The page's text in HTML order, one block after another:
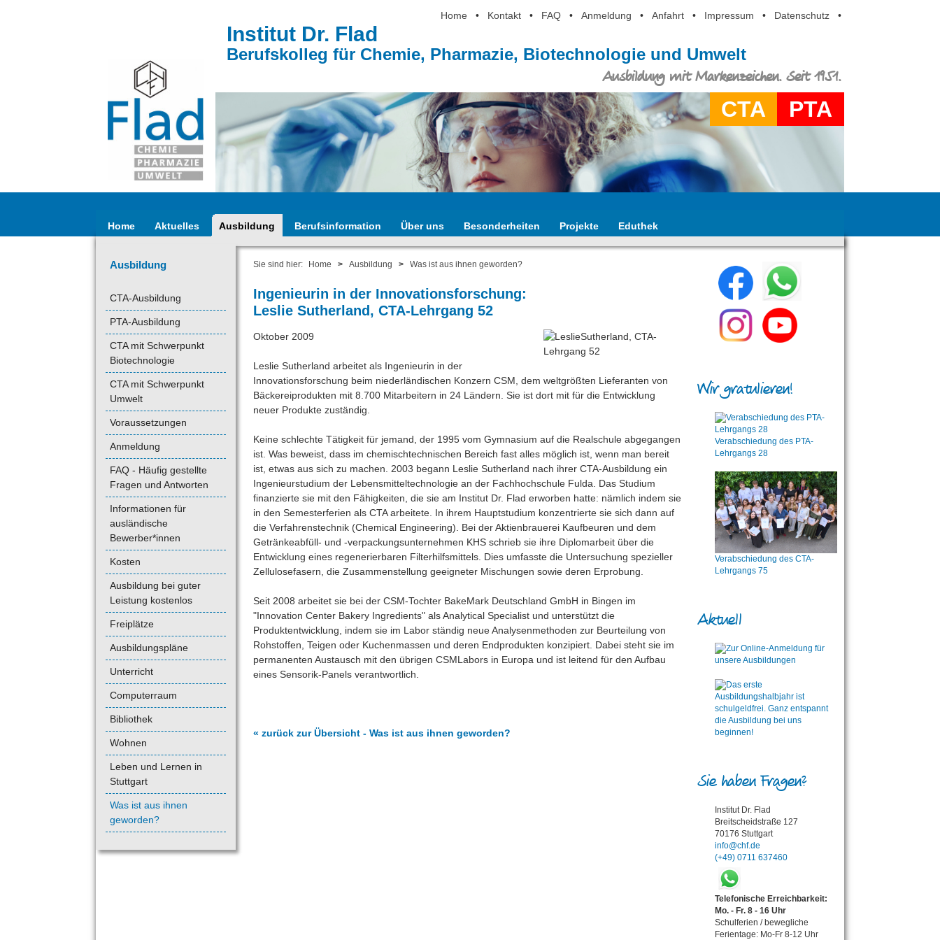
Home • Kontakt • FAQ • Anmeldung • Anfahrt • Impressum • Datenschutz •
Institut Dr. Flad
Berufskolleg für Chemie, Pharmazie, Biotechnologie und Umwelt
Ausbildung mit Markenzeichen. Seit 1951.
CTA PTA
Home Aktuelles Ausbildung Berufsinformation Über uns Besonderheiten Projekte Eduthek
Ausbildung
CTA-Ausbildung
PTA-Ausbildung
CTA mit Schwerpunkt
Biotechnologie
CTA mit Schwerpunkt
Umwelt
Voraussetzungen
Anmeldung
FAQ - Häufig gestellte
Fragen und Antworten
Informationen für
ausländische
Bewerber*innen
Kosten
Ausbildung bei guter
Leistung kostenlos
Freiplätze
Ausbildungspläne
Unterricht
Computerraum
Bibliothek
Wohnen
Leben und Lernen in
Stuttgart
Was ist aus ihnen
geworden?
Sie sind hier: Home > Ausbildung > Was ist aus ihnen geworden?
Ingenieurin in der Innovationsforschung:
Leslie Sutherland, CTA-Lehrgang 52
Oktober 2009
Leslie Sutherland arbeitet als Ingenieurin in der
Innovationsforschung beim niederländischen Konzern CSM, dem weltgrößten Lieferanten von
Bäckereiprodukten mit 8.700 Mitarbeitern in 24 Ländern. Sie ist dort mit für die Entwicklung
neuer Produkte zuständig.
Keine schlechte Tätigkeit für jemand, der 1995 vom Gymnasium auf die Realschule abgegangen
ist. Was beweist, dass im chemischtechnischen Bereich fast alles möglich ist, wenn man bereit
ist, etwas aus sich zu machen. 2003 begann Leslie Sutherland nach ihrer CTA-Ausbildung ein
Ingenieurstudium der Lebensmitteltechnologie an der Fachhochschule Fulda. Das Studium
finanzierte sie mit den Fähigkeiten, die sie am Institut Dr. Flad erworben hatte: nämlich indem sie
in den Semesterferien als CTA arbeitete. In ihrem Hauptstudium konzentrierte sie sich dann auf
die Verfahrenstechnik (Chemical Engineering). Bei der Aktienbrauerei Kaufbeuren und dem
Getränkeabfüll- und -verpackungsunternehmen KHS schrieb sie ihre Diplomarbeit über die
Entwicklung eines regenerierbaren Filterhilfsmittels. Dies umfasste die Untersuchung spezieller
Zellulosefasern, die Zusammenstellung geeigneter Mischungen sowie deren Erprobung.
Seit 2008 arbeitet sie bei der CSM-Tochter BakeMark Deutschland GmbH in Bingen im
"Innovation Center Bakery Ingredients" als Analytical Specialist und unterstützt die
Produktentwicklung, indem sie im Labor ständig neue Analysenmethoden zur Beurteilung von
Rohstoffen, Teigen oder Kuchenmassen und deren Endprodukten konzipiert. Dabei steht sie im
permanenten Austausch mit den übrigen CSMLabors in Europa und ist leitend für den Aufbau
eines Sensorik-Panels verantwortlich.
« zurück zur Übersicht - Was ist aus ihnen geworden?
Wir gratulieren!
Verabschiedung des PTA-
Lehrgangs 28
Verabschiedung des CTA-
Lehrgangs 75
Aktuell
Sie haben Fragen?
Institut Dr. Flad
Breitscheidstraße 127
70176 Stuttgart
info@chf.de
(+49) 0711 637460
Telefonische Erreichbarkeit:
Mo. - Fr. 8 - 16 Uhr
Schulferien / bewegliche
Ferientage: Mo-Fr 8-12 Uhr